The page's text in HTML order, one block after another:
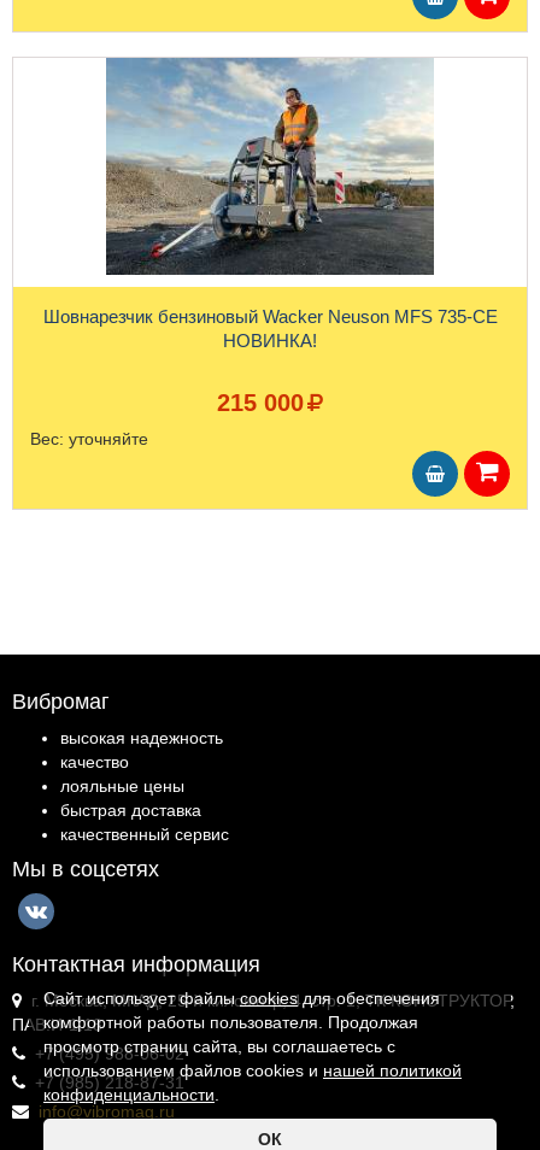
Шовнарезчик бензиновый Wacker Neuson MFS 735-CE
НОВИНКА!
215 000
Вес: уточняйте
Вибромаг
высокая надежность
качество
лояльные цены
быстрая доставка
качественный сервис
Мы в соцсетях
Контактная информация
г. Москва, МКАД, 25-й километр, 4, стр. 1, ТК КОНСТРУКТОР,
ПАВ.И-1.18
+7 (495) 988-06-02
+7 (985) 218-87-31
info@vibromag.ru
Сайт использует файлыcookiesдля обеспечения
комфортной работы пользователя. Продолжая
просмотр страниц сайта, вы соглашаетесь с
использованием файлов cookies и нашей политикой
конфиденциальности
ОК